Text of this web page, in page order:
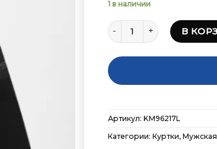
1 в наличии
Количество товара
В
Артикул: KM96217L
Категории: Куртки,